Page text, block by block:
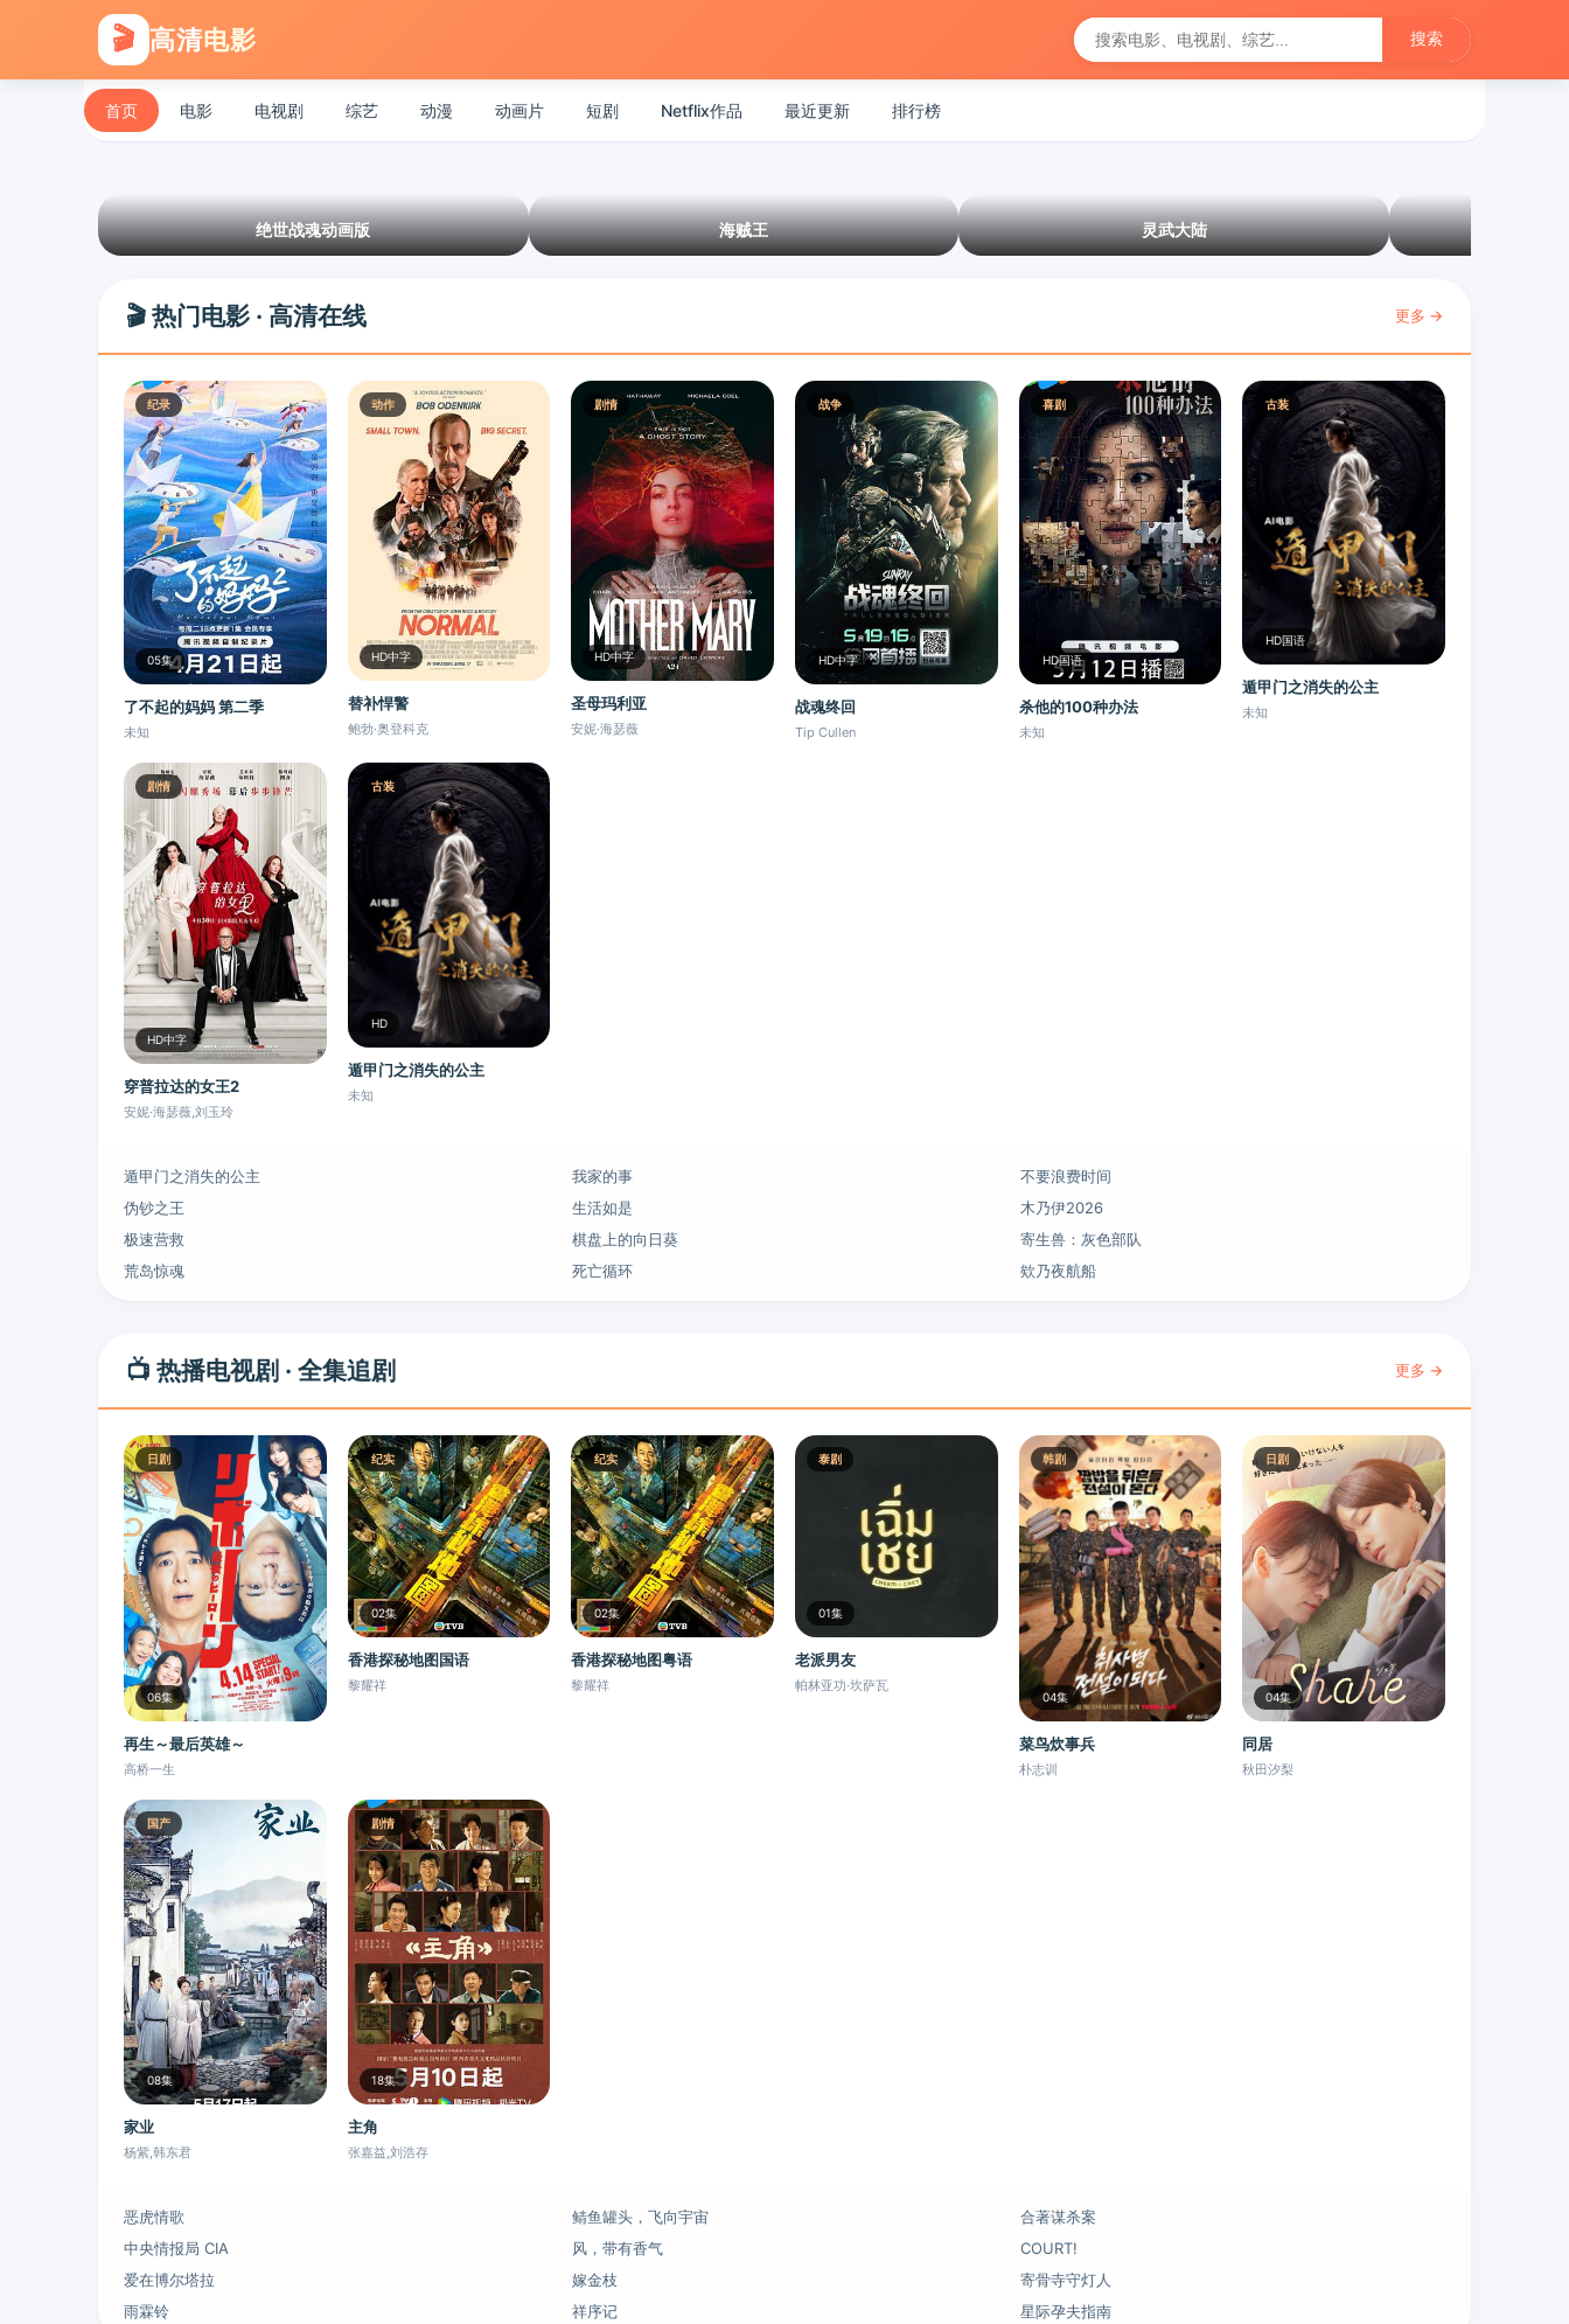
🎬 高清电影 搜索
首页 电影 电视剧 综艺 动漫 动画片 短剧 Netflix作品 最近更新 排行榜
绝世战魂动画版 海贼王 灵武大陆
🎬 热门电影 · 高清在线 更多 →
纪录
05集
了不起的妈妈 第二季
未知
动作
HD中字
替补悍警
鲍勃·奥登科克
剧情
HD中字
圣母玛利亚
安妮·海瑟薇
战争
HD中字
战魂终回
Tip Cullen
喜剧
HD国语
杀他的100种办法
未知
古装
HD国语
遁甲门之消失的公主​
未知
剧情
HD中字
穿普拉达的女王2
安妮·海瑟薇,刘玉玲
古装
HD
遁甲门之消失的公主
未知
遁甲门之消失的公主 我家的事
不要浪费时间
伪钞之王
生活如是
木乃伊2026
极速营救
棋盘上的向日葵
寄生兽：灰色部队
荒岛惊魂
死亡循环 欸乃夜航船
📺 热播电视剧 · 全集追剧 更多 →
日剧
06集
再生～最后英雄～
高桥一生
纪实
02集
香港探秘地图国语
黎耀祥
纪实
02集
香港探秘地图粤语
黎耀祥
泰剧
01集
老派男友
帕林亚功·坎萨瓦
韩剧
04集
菜鸟炊事兵
朴志训
日剧
04集
同居
秋田汐梨
国产
08集
家业
杨紫,韩东君
剧情
18集
主角
张嘉益,刘浩存
恶虎情歌 鲭鱼罐头，飞向宇宙
合著谋杀案
中央情报局 CIA
风，带有香气
COURT!
爱在博尔塔拉
嫁金枝
寄骨寺守灯人
雨霖铃
祥序记 星际孕夫指南